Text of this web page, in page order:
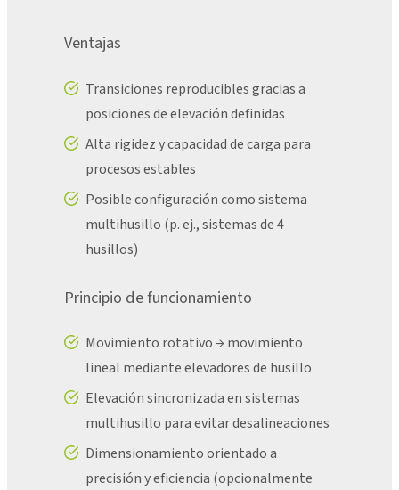
Ventajas
Transiciones reproducibles gracias a
posiciones de elevación definidas
Alta rigidez y capacidad de carga para
procesos estables
Posible configuración como sistema
multihusillo (p. ej., sistemas de 4
husillos)
Principio de funcionamiento
Movimiento rotativo → movimiento
lineal mediante elevadores de husillo
Elevación sincronizada en sistemas
multihusillo para evitar desalineaciones
Dimensionamiento orientado a
precisión y eficiencia (opcionalmente